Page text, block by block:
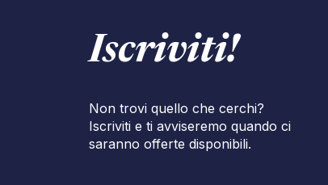
Iscriviti!
Non trovi quello che cerchi?
Iscriviti e ti avviseremo quando ci
saranno offerte disponibili.